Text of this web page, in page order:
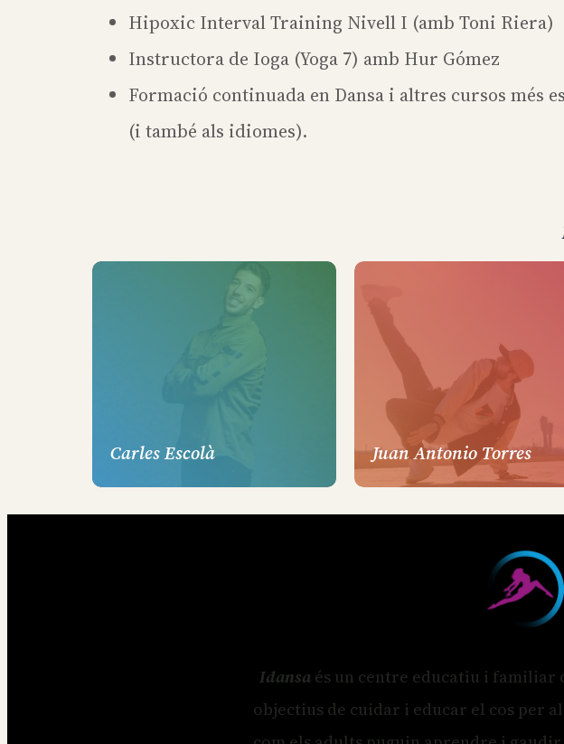
Hipoxic Interval Training Nivell I (amb Toni Riera)
Instructora de Ioga (Yoga 7) amb Hur Gómez
Formació continuada en Dansa i altres cursos més
(i també als idiomes).
Carles Escolà Juan Antonio Torres
Idansaés un centre educatiu i familiar
objectius de cuidar i educar el cos per